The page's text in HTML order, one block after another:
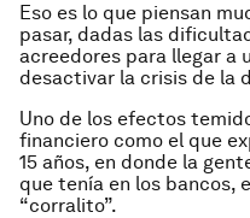
Eso es lo que piensan
pasar, dadas las
acreedores para llegar a
desactivar la crisis de la
Uno de los efectos
financiero como el que
15 años, en donde la
que tenía en los bancos,
“corralito”.